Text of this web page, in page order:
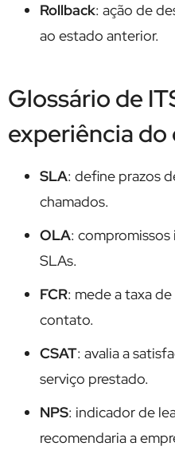
Rollback: ação de
ao estado anterior.
Glossário de
experiência
SLA: define prazos
chamados.
OLA:
SLAs.
FCR: mede a taxa
contato.
CSAT: avalia a
serviço prestado.
NPS: indicador de
recomendaria a